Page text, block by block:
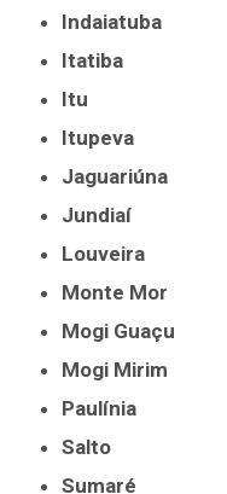
Indaiatuba
Itatiba
Itu
Itupeva
Jaguariúna
Jundiaí
Louveira
Monte Mor
Mogi Guaçu
Mogi Mirim
Paulínia
Salto
Sumaré